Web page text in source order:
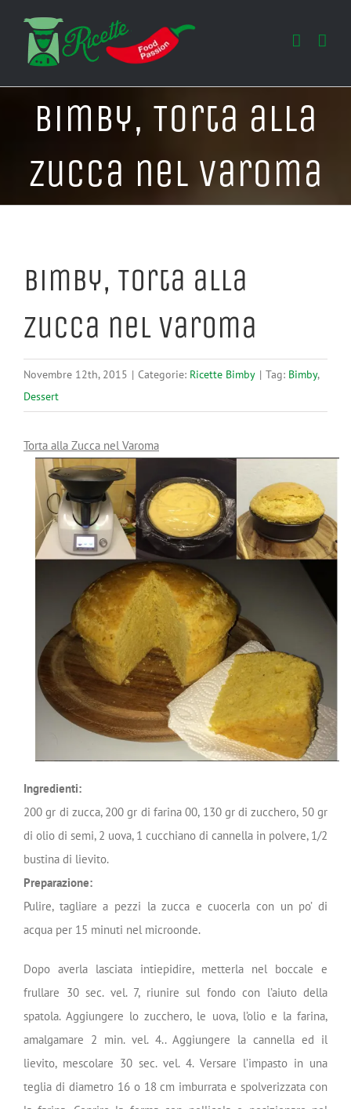
contenuto
Bimby, Torta alla
Zucca nel Varoma
Bimby, Torta alla
Zucca nel Varoma
Novembre 12th, 2015 | Categorie: Ricette Bimby | Tag: Bimby,
Dessert
Torta alla Zucca nel Varoma
Ingredienti:
200 gr di zucca, 200 gr di farina 00, 130 gr di zucchero, 50 gr
di olio di semi, 2 uova, 1 cucchiano di cannella in polvere, 1/2
bustina di lievito.
Preparazione:
Pulire, tagliare a pezzi la zucca e cuocerla con un po’ di
acqua per 15 minuti nel microonde.
Dopo averla lasciata intiepidire, metterla nel boccale e
frullare 30 sec. vel. 7, riunire sul fondo con l’aiuto della
spatola. Aggiungere lo zucchero, le uova, l’olio e la farina,
amalgamare 2 min. vel. 4.. Aggiungere la cannella ed il
lievito, mescolare 30 sec. vel. 4. Versare l’impasto in una
teglia di diametro 16 o 18 cm imburrata e spolverizzata con